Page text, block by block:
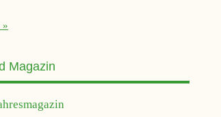
Magazin